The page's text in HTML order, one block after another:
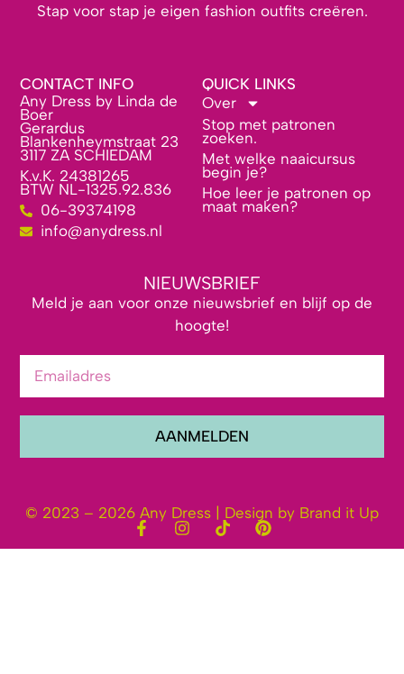
Stap voor stap je eigen fashion outfits creëren.
CONTACT INFO
Any Dress by Linda de
Boer
Gerardus
Blankenheymstraat 23
3117 ZA SCHIEDAM
K.v.K. 24381265
BTW NL-1325.92.836
06-39374198
info@anydress.nl
QUICK LINKS
Over
Stop met patronen
zoeken.
Met welke naaicursus
begin je?
Hoe leer je patronen op
maat maken?
NIEUWSBRIEF
Meld je aan voor onze nieuwsbrief en blijf op de
hoogte!
AANMELDEN
© 2023 – 2026 Any Dress | Design by Brand it Up